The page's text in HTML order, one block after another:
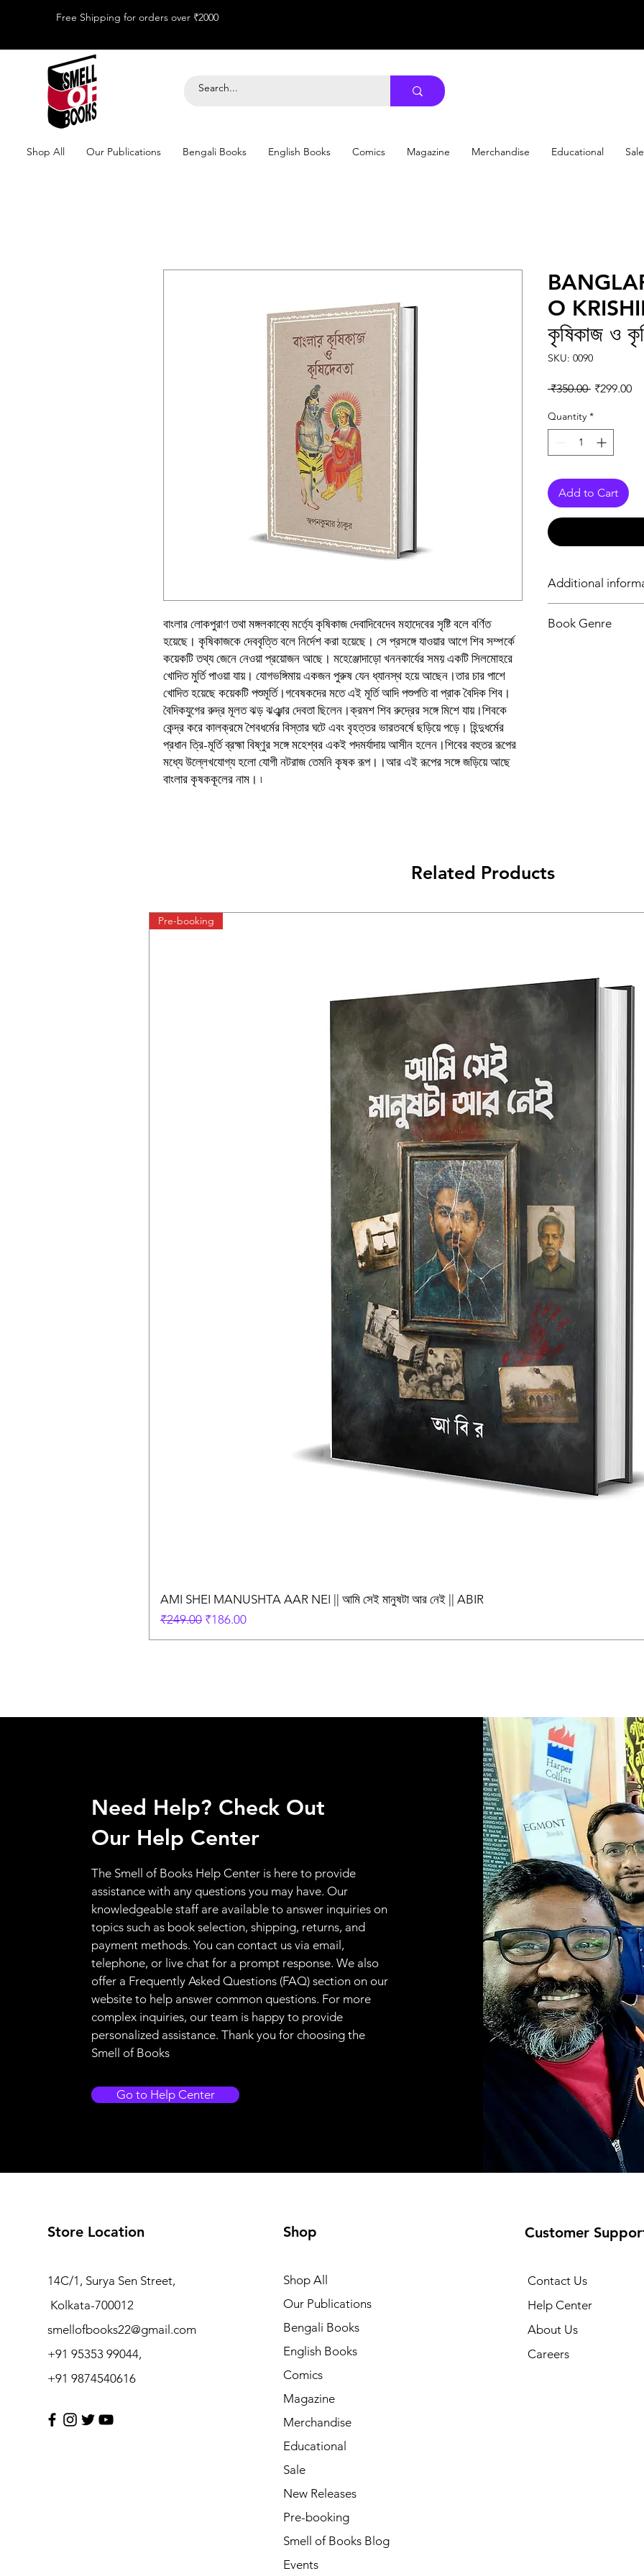
Free Shipping for orders over ₹2000
Shop All Our Publications Bengali Books English Books Comics Magazine Merchandise Educational Sale
বাংলার লোকপুরাণ তথা মঙ্গলকাব্যে মর্ত্যে কৃষিকাজ দেবাদিবেদেব মহাদেবের সৃষ্টি বলে বর্ণিত
হয়েছে। কৃষিকাজকে দেববৃত্তি বলে নির্দেশ করা হয়েছে। সে প্রসঙ্গে যাওয়ার আগে শিব সম্পর্কে
কয়েকটি তথ্য জেনে নেওয়া প্রয়োজন আছে। মহেঞ্জোদাড়ো খননকার্যের সময় একটি সিলমোহরে
খোদিত মুর্তি পাওয়া যায়। যোগভঙ্গিমায় একজন পুরুষ যেন ধ্যানস্থ হয়ে আছেন।তার চার পাশে
খোদিত হয়েছে কয়েকটি পশুমূর্তি।গবেষকদের মতে এই মূর্তি আদি পশুপতি বা প্রাক বৈদিক শিব।
বৈদিকযুগের রুদ্র মূলত ঝড় ঝঞ্ঝার দেবতা ছিলেন।ক্রমশ শিব রুদ্রের সঙ্গে মিশে যায়।শিবকে
কেন্দ্র করে কালক্রমে শৈবধর্মের বিস্তার ঘটে এবং বৃহত্তর ভারতবর্ষে ছড়িয়ে পড়ে। হিন্দুধর্মের
প্রধান ত্রি-মূর্তি ব্রহ্মা বিষ্ণুর সঙ্গে মহেশ্বর একই পদমর্যাদায় আসীন হলেন।শিবের বহুতর রূপের
মধ্যে উল্লেখযোগ্য হলো যোগী নটরাজ তেমনি কৃষক রূপ।।আর এই রূপের সঙ্গে জড়িয়ে আছে
বাংলার কৃষককূলের নাম। ৷
O
কৃষিকাজ ও
SKU: 0090
₹350.00 Regular
₹299.00
Quantity *
Add to Cart
Additional
Type of Product
Book Genre
Related Products
Pre-booking
AMI SHEI MANUSHTA AAR NEI || আমি সেই মানুষটা আর নেই || ABIR
Regular Price
₹249.00 Sale Price
₹186.00
Need Help? Check Out
Our Help Center
The Smell of Books Help Center is here to provide
assistance with any questions you may have. Our
knowledgeable staff are available to answer inquiries on
topics such as book selection, shipping, returns, and
payment methods. You can contact us via email,
telephone, or live chat for a prompt response. We also
offer a Frequently Asked Questions (FAQ) section on our
website to help answer common questions. For more
complex inquiries, our team is happy to provide
personalized assistance. Thank you for choosing the
Smell of Books
Go to Help Center
Store Location
14C/1, Surya Sen Street,
Kolkata-700012
smellofbooks22@gmail.com
+91 95353 99044,
+91 9874540616
Shop
Shop All
Our Publications
Bengali Books
English Books
Comics
Magazine
Merchandise
Educational
Sale
New Releases
Pre-booking
Smell of Books Blog
Events
Customer
Contact Us
Help Center
About Us
Careers